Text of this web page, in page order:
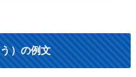
）の例文